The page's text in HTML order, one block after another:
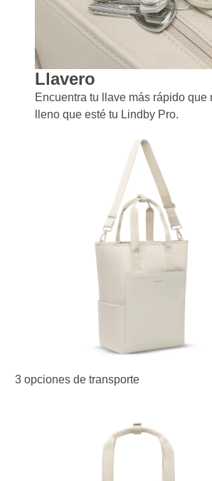
Llavero
Encuentra tu llave más rápido que
lleno que esté tu Lindby Pro.
3 opciones de transporte